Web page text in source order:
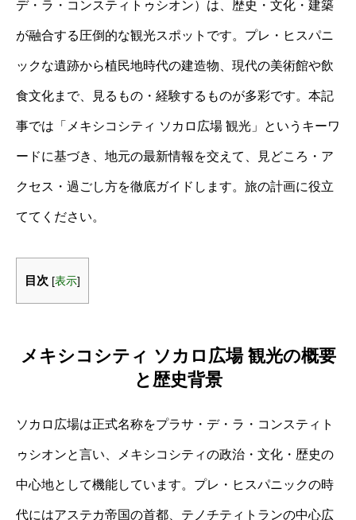
デ・ラ・コンスティトゥシオン）は、歴史・文化・建築
が融合する圧倒的な観光スポットです。プレ・ヒスパニ
ックな遺跡から植民地時代の建造物、現代の美術館や飲
食文化まで、見るもの・経験するものが多彩です。本記
事では「メキシコシティ ソカロ広場 観光」というキーワ
ードに基づき、地元の最新情報を交えて、見どころ・ア
クセス・過ごし方を徹底ガイドします。旅の計画に役立
ててください。
目次 [表示]
メキシコシティ ソカロ広場 観光の概要
と歴史背景
ソカロ広場は正式名称をプラサ・デ・ラ・コンスティト
ゥシオンと言い、メキシコシティの政治・文化・歴史の
中心地として機能しています。プレ・ヒスパニックの時
代にはアステカ帝国の首都、テノチティトランの中心広